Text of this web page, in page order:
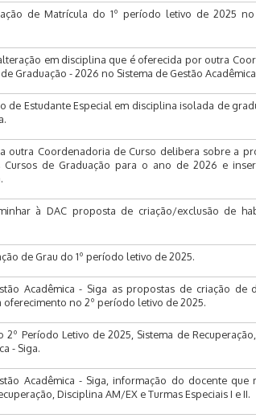
de Matrícula do 1º período letivo de 2025 no
em disciplina que é oferecida por outra
Graduação - 2026 no Sistema de Gestão Acadêmica
Estudante Especial em disciplina isolada de
outra Coordenadoria de Curso delibera sobre a
de Graduação para o ano de 2026 e
à DAC proposta de criação/exclusão de
de Grau do 1º período letivo de 2025.
Acadêmica - Siga as propostas de criação de
no 2º período letivo de 2025.
Período Letivo de 2025, Sistema de
- Siga.
Acadêmica - Siga, informação do docente que
Disciplina AM/EX e Turmas Especiais I e II.